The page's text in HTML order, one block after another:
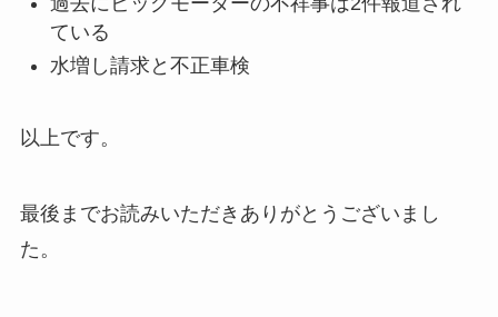
ている
水増し請求と不正車検
以上です。
最後までお読みいただきありがとうございまし
た。